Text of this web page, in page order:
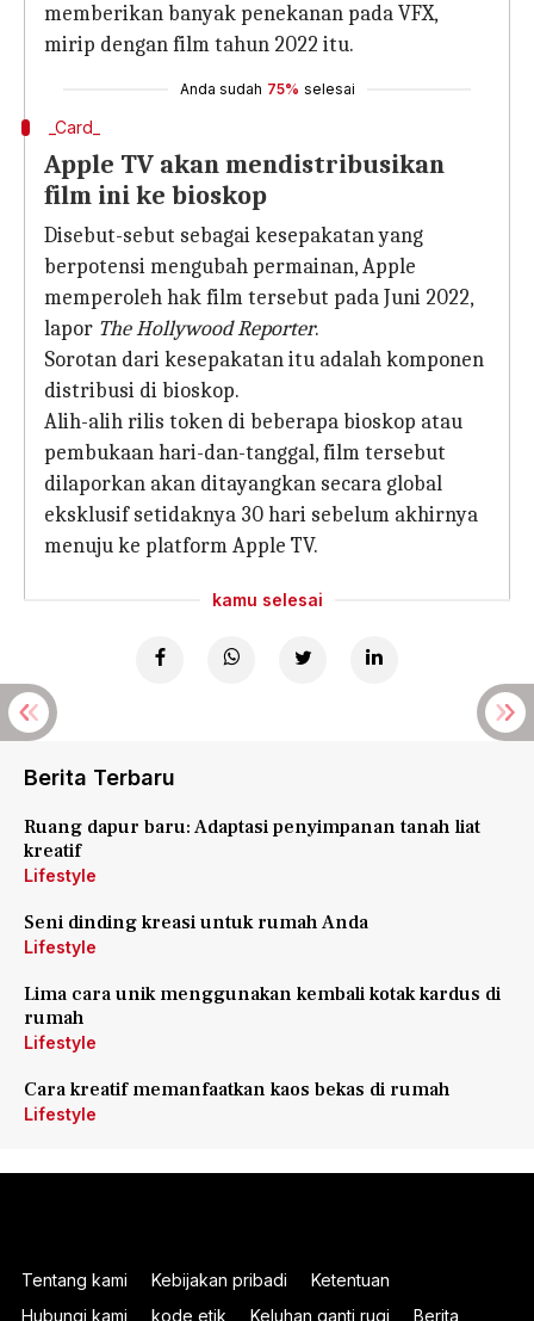
memberikan banyak penekanan pada VFX,
mirip dengan film tahun 2022 itu.
Anda sudah 75% selesai
_Card_
Apple TV akan mendistribusikan
film ini ke bioskop
Disebut-sebut sebagai kesepakatan yang
berpotensi mengubah permainan, Apple
memperoleh hak film tersebut pada Juni 2022,
lapor The Hollywood Reporter.
Sorotan dari kesepakatan itu adalah komponen
distribusi di bioskop.
Alih-alih rilis token di beberapa bioskop atau
pembukaan hari-dan-tanggal, film tersebut
dilaporkan akan ditayangkan secara global
eksklusif setidaknya 30 hari sebelum akhirnya
menuju ke platform Apple TV.
kamu selesai
Berita Terbaru
Ruang dapur baru: Adaptasi penyimpanan tanah liat
kreatif
Lifestyle
Seni dinding kreasi untuk rumah Anda
Lifestyle
Lima cara unik menggunakan kembali kotak kardus di
rumah
Lifestyle
Cara kreatif memanfaatkan kaos bekas di rumah
Lifestyle
Tentang kami Kebijakan pribadi
Ketentuan
Hubungi kami
kode etik Keluhan ganti rugi Berita